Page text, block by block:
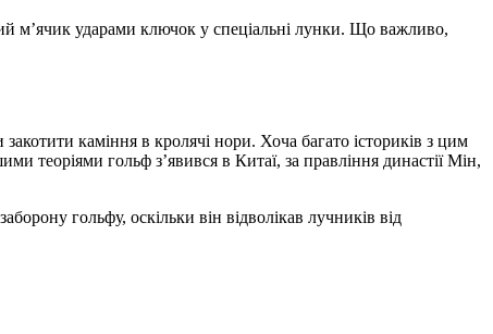
м’ячик ударами ключок у спеціальні лунки. Що важливо,
каміння в кролячі нори. Хоча багато істориків з цим
теоріями гольф з’явився в Китаї, за правління династії Мін,
гольфу, оскільки він відволікав лучників від